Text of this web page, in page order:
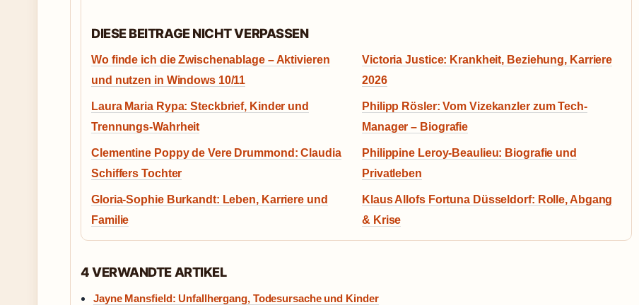
DIESE BEITRAGE NICHT VERPASSEN
Wo finde ich die Zwischenablage – Aktivieren
und nutzen in Windows 10/11
Victoria Justice: Krankheit, Beziehung, Karriere
2026
Laura Maria Rypa: Steckbrief, Kinder und
Trennungs-Wahrheit
Philipp Rösler: Vom Vizekanzler zum Tech-
Manager – Biografie
Clementine Poppy de Vere Drummond: Claudia
Schiffers Tochter
Philippine Leroy-Beaulieu: Biografie und
Privatleben
Gloria-Sophie Burkandt: Leben, Karriere und
Familie
Klaus Allofs Fortuna Düsseldorf: Rolle, Abgang
& Krise
4 VERWANDTE ARTIKEL
Jayne Mansfield: Unfallhergang, Todesursache und Kinder